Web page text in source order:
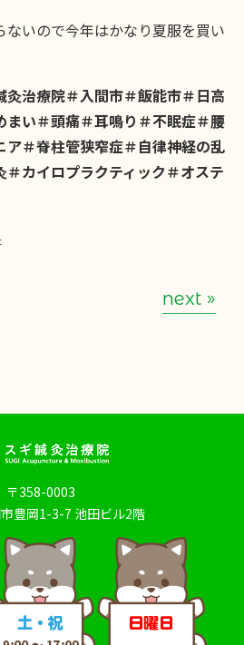
いので今年はかなり夏服を買い
治療院＃入間市＃飯能市＃日高
い＃頭痛＃耳鳴り＃不眠症＃腰
＃脊柱管狭窄症＃自律神経の乱
カイロプラクティック＃オステ
next »
〒358-0003
豊岡1-3-7 池田ビル2階